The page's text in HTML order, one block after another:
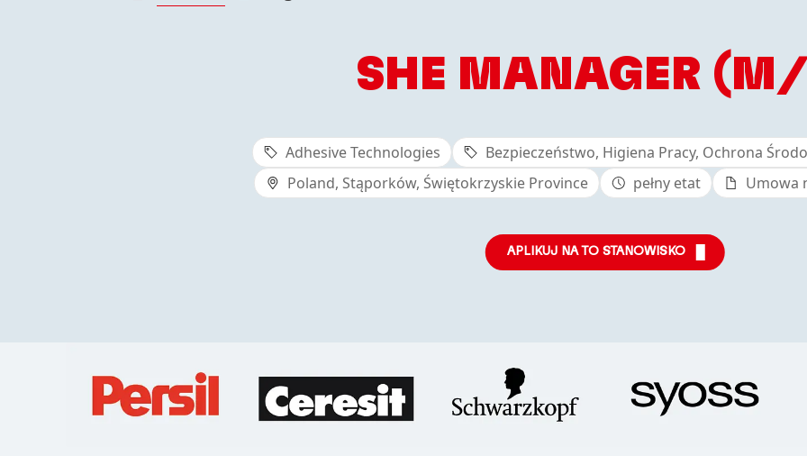
SHE MANAGER
Adhesive Technologies
Bezpieczeństwo, Higiena Pracy, Ochrona
Poland, Stąporków, Świętokrzyskie Province
pełny etat Umowa
APLIKUJ NA TO STANOWISKO